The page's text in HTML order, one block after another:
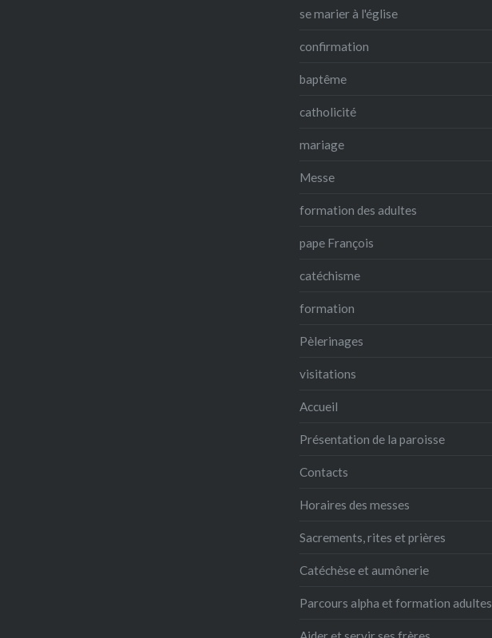
se marier à l'église
confirmation
baptême
catholicité
mariage
Messe
formation des adultes
pape François
catéchisme
formation
Pèlerinages
visitations
Accueil
Présentation de la paroisse
Contacts
Horaires des messes
Sacrements, rites et prières
Catéchèse et aumônerie
Parcours alpha et formation adultes